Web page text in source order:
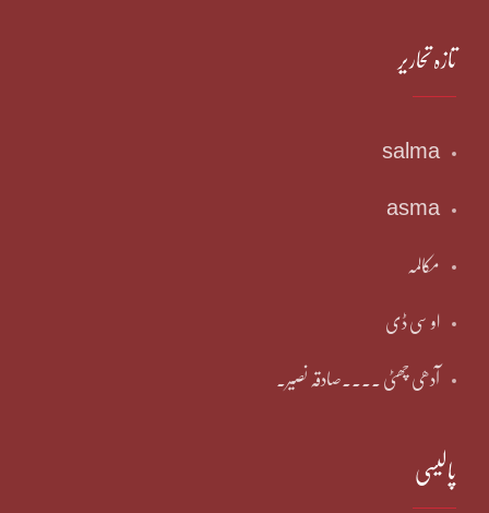
تازہ تحاریر
salma
asma
مکالمہ
او سی ڈی
آدھی چھٹی ۔۔۔۔صادقہ نصیر۔
پالیسی